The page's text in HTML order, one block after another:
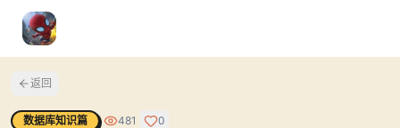
返回
数据库知识篇 481 0